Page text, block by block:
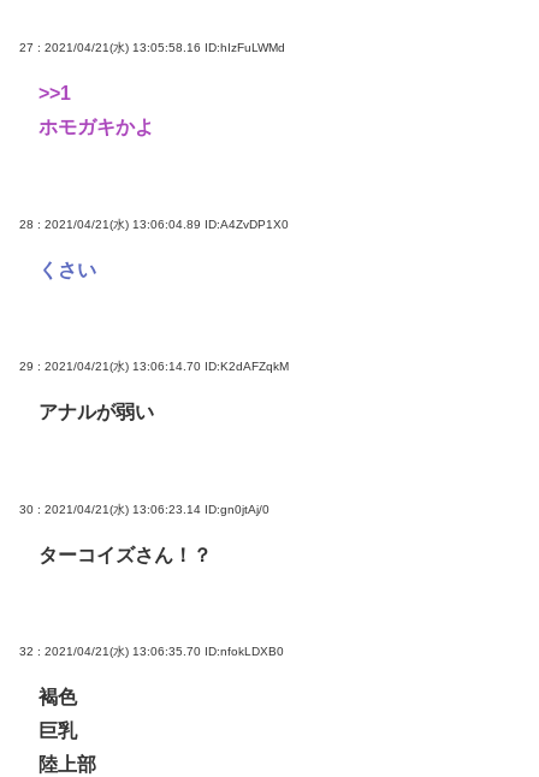
27 : 2021/04/21(水) 13:05:58.16 ID:hIzFuLWMd
>>1
ホモガキかよ
28 : 2021/04/21(水) 13:06:04.89 ID:A4ZvDP1X0
くさい
29 : 2021/04/21(水) 13:06:14.70 ID:K2dAFZqkM
アナルが弱い
30 : 2021/04/21(水) 13:06:23.14 ID:gn0jtAj/0
ターコイズさん！？
32 : 2021/04/21(水) 13:06:35.70 ID:nfokLDXB0
褐色
巨乳
陸上部